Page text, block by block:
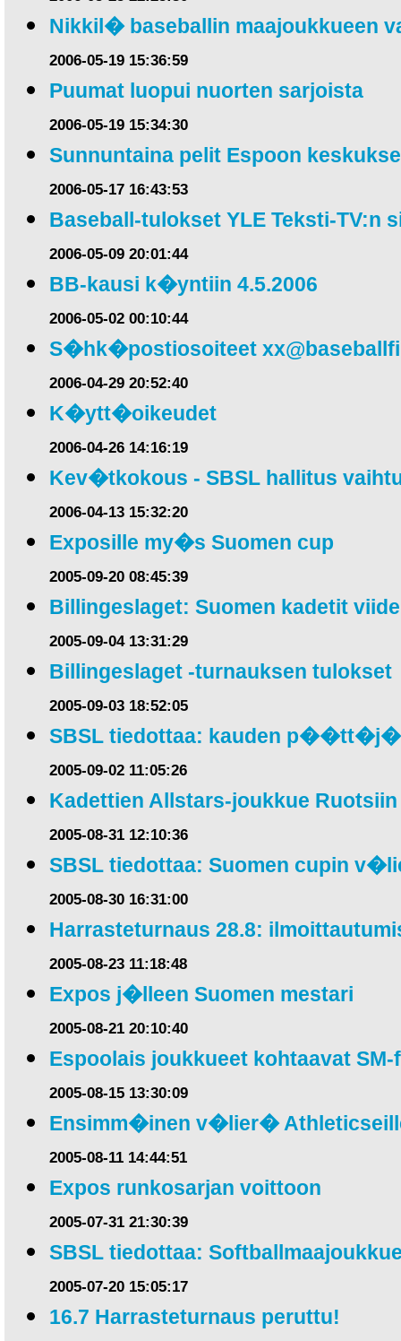
Nikkil� baseballin maajoukkueen
2006-05-19 15:36:59
Puumat luopui nuorten sarjoista
2006-05-19 15:34:30
Sunnuntaina pelit Espoon
2006-05-17 16:43:53
Baseball-tulokset YLE Teksti-TV:n
2006-05-09 20:01:44
BB-kausi k�yntiin 4.5.2006
2006-05-02 00:10:44
S�hk�postiosoiteet
2006-04-29 20:52:40
K�ytt�oikeudet
2006-04-26 14:16:19
Kev�tkokous - SBSL hallitus
2006-04-13 15:32:20
Exposille my�s Suomen cup
2005-09-20 08:45:39
Billingeslaget: Suomen kadetit
2005-09-04 13:31:29
Billingeslaget -turnauksen tulokset
2005-09-03 18:52:05
SBSL tiedottaa: kauden
2005-09-02 11:05:26
Kadettien Allstars-joukkue Ruotsiin
2005-08-31 12:10:36
SBSL tiedottaa: Suomen cupin
2005-08-30 16:31:00
Harrasteturnaus 28.8:
2005-08-23 11:18:48
Expos j�lleen Suomen mestari
2005-08-21 20:10:40
Espoolais joukkueet kohtaavat
2005-08-15 13:30:09
Ensimm�inen v�lier�
2005-08-11 14:44:51
Expos runkosarjan voittoon
2005-07-31 21:30:39
SBSL tiedottaa:
2005-07-20 15:05:17
16.7 Harrasteturnaus peruttu!